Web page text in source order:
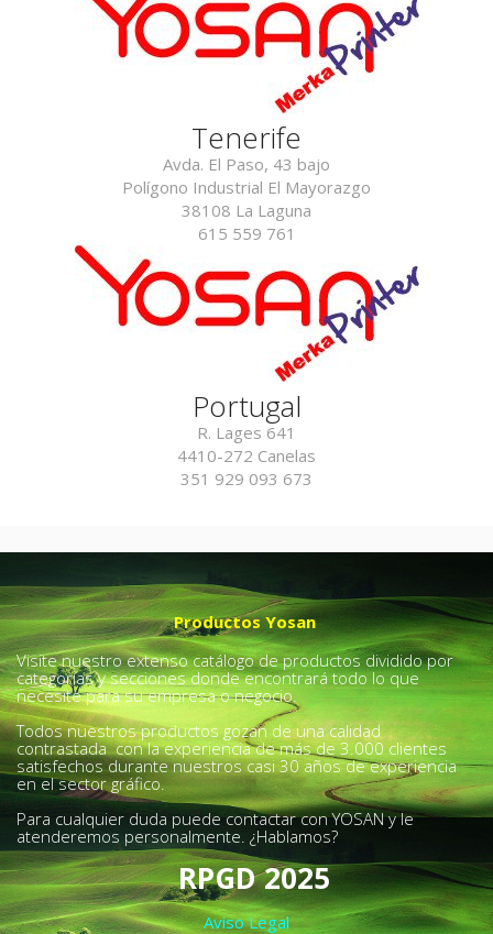
Tenerife
Avda. El Paso, 43 bajo
Polígono Industrial El Mayorazgo
38108 La Laguna
615 559 761
Portugal
R. Lages 641
4410-272 Canelas
351 929 093 673
Productos Yosan
Visite nuestro extenso catálogo de productos dividido por
categorías y secciones donde encontrará todo lo que
necesite para su empresa o negocio.
Todos nuestros productos gozan de una calidad
contrastada con la experiencia de más de 3.000 clientes
satisfechos durante nuestros casi 30 años de experiencia
en el sector gráfico.
Para cualquier duda puede contactar con YOSAN y le
atenderemos personalmente. ¿Hablamos?
RPGD 2025
Aviso Legal